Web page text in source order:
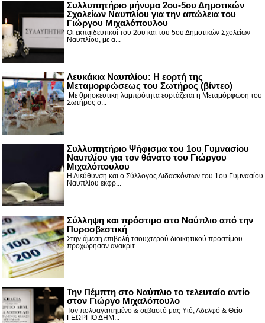
Συλλυπητήριο μήνυμα 2ου-5ου Δημοτικών
Σχολείων Ναυπλίου για την απώλεια του
Γιώργου Μιχαλόπουλου
Οι εκπαιδευτικοί του 2ου και του 5ου Δημοτικών Σχολείων
Ναυπλίου, με α...
Λευκάκια Ναυπλίου: Η εορτή της
Μεταμορφώσεως του Σωτήρος (βίντεο)
Με θρησκευτική λαμπρότητα εορτάζεται η Μεταμόρφωση του
Σωτήρος σ...
Συλλυπητήριο Ψήφισμα του 1ου Γυμνασίου
Ναυπλίου για τον θάνατο του Γιώργου
Μιχαλόπουλου
Η Διεύθυνση και ο Σύλλογος Διδασκόντων του 1ου Γυμνασίου
Ναυπλίου εκφρ...
Σύλληψη και πρόστιμο στο Ναύπλιο από την
Πυροσβεστική
Στην άμεση επιβολή τσουχτερού διοικητικού προστίμου
προχώρησαν ανακριτ...
Την Πέμπτη στο Ναύπλιο το τελευταίο αντίο
στον Γιώργο Μιχαλόπουλο
Τον πολυαγαπημένο & σεβαστό μας Υιό, Αδελφό & Θείο
ΓΕΩΡΓΙΟ ΔΗΜ...